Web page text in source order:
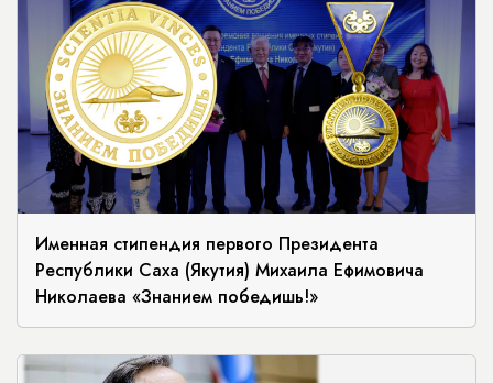
Именная стипендия первого Президента
Республики Саха (Якутия) Михаила Ефимовича
Николаева «Знанием победишь!»